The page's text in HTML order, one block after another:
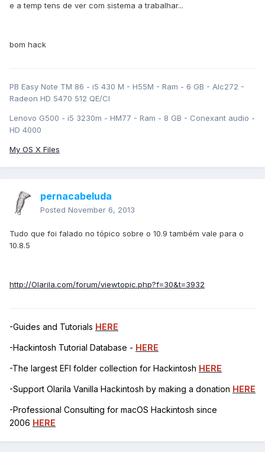
e a temp tens de ver com sistema a trabalhar...
bom hack
PB Easy Note TM 86 - i5 430 M - H55M - Ram - 6 GB - Alc272 -
Radeon HD 5470 512 QE/CI
Lenovo G500 - i5 3230m - HM77 - Ram - 8 GB - Conexant audio -
HD 4000
My OS X Files
pernacabeluda
Posted November 6, 2013
Tudo que foi falado no tópico sobre o 10.9 também vale para o
10.8.5
http://Olarila.com/forum/viewtopic.php?f=30&t=3932
-Guides and Tutorials HERE
-Hackintosh Tutorial Database - HERE
-The largest EFI folder collection for Hackintosh HERE
-Support Olarila Vanilla Hackintosh by making a donation HERE
-Professional Consulting for macOS Hackintosh since
2006 HERE